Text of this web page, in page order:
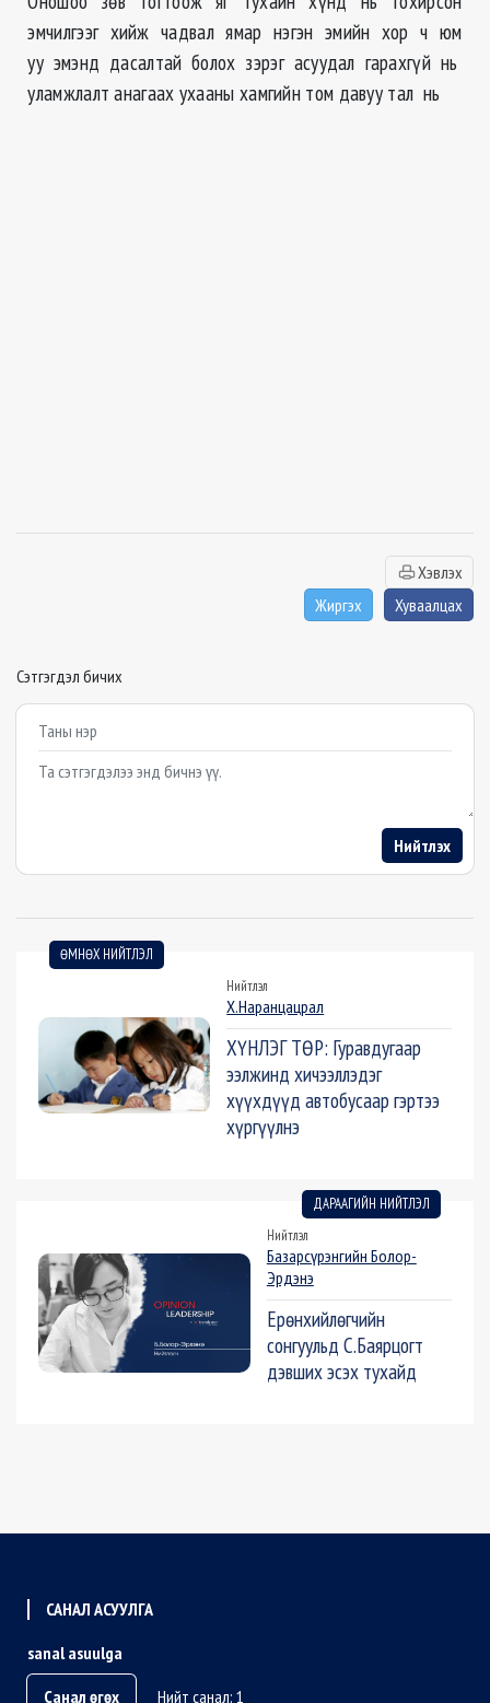
эмчилгээг хийж чадвал ямар нэгэн эмийн хор ч юм
уу эмэнд дасалтай болох зэрэг асуудал гарахгүй нь
уламжлалт анагаах ухааны хамгийн том давуу тал нь
Хэвлэх
Жиргэх
Хуваалцах
Сэтгэгдэл бичих
Example textarea
Нийтлэх
ӨМНӨХ НИЙТЛЭЛ
Нийтлэл
Х.Наранцацрал
ХҮНЛЭГ ТӨР: Гуравдугаар
ээлжинд хичээллэдэг
хүүхдүүд автобусаар гэртээ
хүргүүлнэ
ДАРААГИЙН НИЙТЛЭЛ
Нийтлэл
Базарсүрэнгийн Болор-
Эрдэнэ
Ерөнхийлөгчийн
сонгуульд С.Баярцогт
дэвших эсэх тухайд
САНАЛ АСУУЛГА
sanal asuulga
Санал өгөх
Нийт санал: 1